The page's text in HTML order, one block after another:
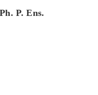
P. Ens.